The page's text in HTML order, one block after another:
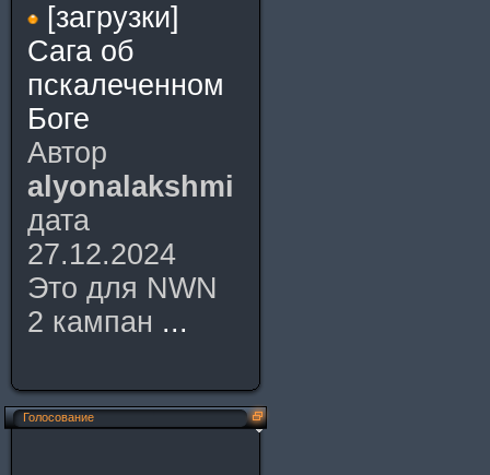
[загрузки]
Сага об
пскалеченном
Боге
Автор
alyonalakshmi
дата
27.12.2024
Это для NWN
2 кампан ...
Голосование